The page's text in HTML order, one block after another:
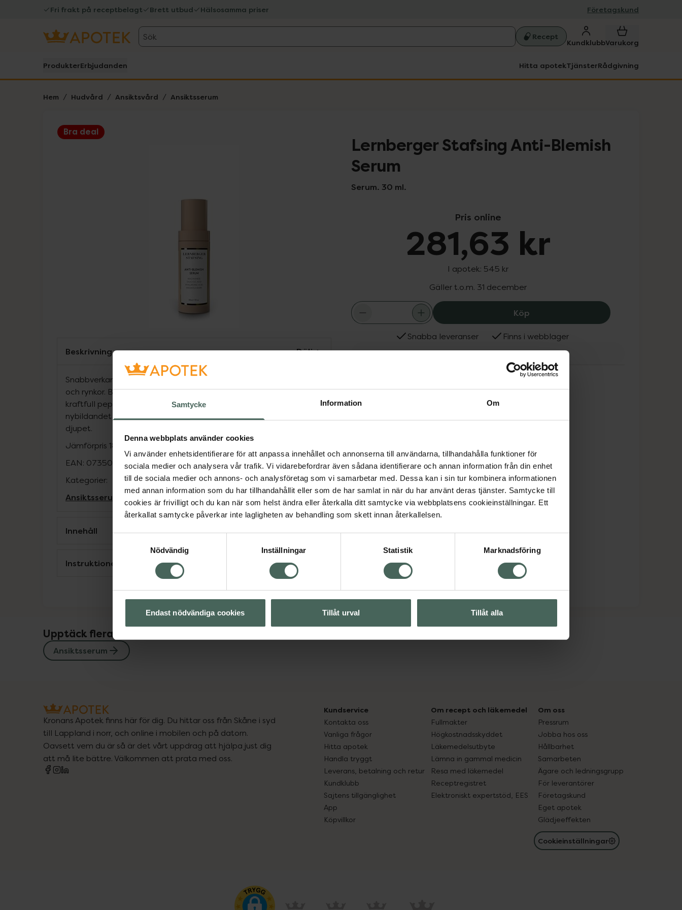
Samtycke Information Om
Denna webbplats använder cookies
Vi använder enhetsidentifierare för att anpassa innehållet och annonserna till användarna, tillhandahålla funktioner för
sociala medier och analysera vår trafik. Vi vidarebefordrar även sådana identifierare och annan information från din enhet
till de sociala medier och annons- och analysföretag som vi samarbetar med. Dessa kan i sin tur kombinera informationen
med annan information som du har tillhandahållit eller som de har samlat in när du har använt deras tjänster. Samtycke till
cookies är frivilligt och du kan när som helst ändra eller återkalla ditt samtycke via webbplatsens cookieinställningar. Ett
återkallat samtycke påverkar inte lagligheten av behandling som skett innan återkallelsen.
Nödvändig
Inställningar Statistik Marknadsföring
Endast nödvändiga cookies Tillåt urval Tillåt alla
Fri frakt på receptbelagt Brett utbud Hälsosamma priser Företagskund
Sök Recept
KundklubbVarukorg
ProdukterErbjudanden Hitta apotekTjänsterRådgivning
Hem Hudvård Ansiktsvård Ansiktsserum
Bra deal
Lernberger Stafsing Anti-Blemish
Serum
Serum. 30 ml.
Pris online
281,63 kr
I apotek: 545 kr
Gäller t.o.m. 31 december
Köp Lernberger Stafsing Anti-Blemish
Snabba leveranser Finns i webblager
Fler produkter från Lernberger Stafsing
Beskrivning Dölj
Snabbverkande och uppstramande serum som motverkar fina linjer
och rynkor. Bulbine fruitescens och Matrixyl Morphomics som är en
kraftfull peptid ökar hudens elasticitet och fasthet samt stimulerar
nybildandet av collagen. Med hyaluronsyra som återfuktar på
djupet.
Jämförpris 18166,67 kr
EAN: 07350085330589
Kategorier:
Ansiktsserum
Innehåll Visa
Instruktioner Visa
Upptäck flera produkter inom
Ansiktsserum
Kronans Apotek finns här för dig. Du hittar oss från Skåne i syd
till Lappland i norr, och online i mobilen och på datorn.
Oavsett vem du är så är det vårt uppdrag att hjälpa just dig
att må lite bättre. Välkommen att prata med oss.
Kundservice
Kontakta oss
Vanliga frågor
Hitta apotek
Handla tryggt
Leverans, betalning och retur
Kundklubb
Sajtens tillgänglighet
App
Köpvillkor
Om recept och läkemedel
Fullmakter
Högkostnadsskyddet
Läkemedelsutbyte
Lämna in gammal medicin
Resa med läkemedel
Receptregistret
Elektroniskt expertstöd, EES
Om oss
Pressrum
Jobba hos oss
Hållbarhet
Samarbeten
Ägare och ledningsgrupp
För leverantörer
Företagskund
Eget apotek
Glädjeeffekten
Cookieinställningar